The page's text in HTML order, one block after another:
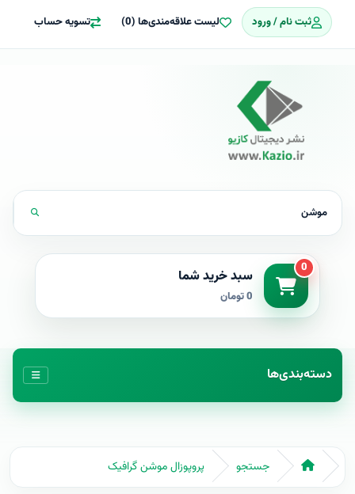
ثبت نام / ورود لیست علاقه‌مندی‌ها (0) تسویه حساب
0 سبد خرید شما
0 تومان
دسته‌بندی‌ها
جستجو پروپوزال موشن گرافیک